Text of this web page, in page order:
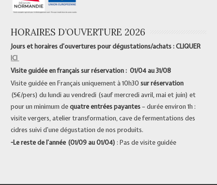
HORAIRES D’OUVERTURE 2026
Jours et horaires d’ouvertures pour dégustations/achats : CLIQUER
ICI
Visite guidée en français sur réservation : 01/04 au 31/08
Visite guidée en Français uniquement à 10h30sur réservation
(5€/pers) du lundi au vendredi (sauf mercredi avril, mai et juin) et
pour un minimum dequatre entrées payantes– durée environ 1h :
visite vergers, atelier transformation, cave de fermentations des
cidres suivi d’une dégustation de nos produits.
-Le reste de l’année (01/09 au 01/04) : Pas de visite guidée